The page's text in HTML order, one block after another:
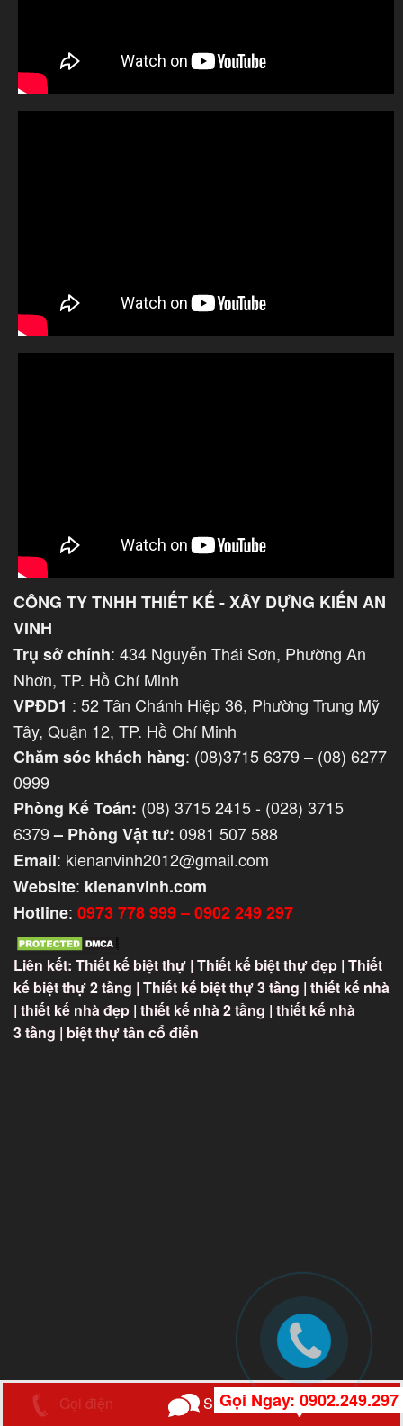
CÔNG TY TNHH THIẾT KẾ - XÂY DỰNG KIẾN AN
VINH
Trụ sở chính: 434 Nguyễn Thái Sơn, Phường An
Nhơn, TP. Hồ Chí Minh
VPĐD1 : 52 Tân Chánh Hiệp 36, Phường Trung Mỹ
Tây, Quận 12, TP. Hồ Chí Minh
Chăm sóc khách hàng: (08)3715 6379 – (08) 6277
0999
Phòng Kế Toán: (08) 3715 2415 - (028) 3715
6379– Phòng Vật tư: 0981 507 588
Email: kienanvinh2012@gmail.com
Website: kienanvinh.com
Hotline: 0973 778 999 – 0902 249 297
Liên kết: Thiết kế biệt thự | Thiết kế biệt thự đẹp | Thiết
kế biệt thự 2 tầng | Thiết kế biệt thự 3 tầng | thiết kế nhà
| thiết kế nhà đẹp | thiết kế nhà 2 tầng | thiết kế nhà
3 tầng | biệt thự tân cổ điển
Gọi điện SMS Chỉ Đường
Gọi Ngay: 0902.249.297